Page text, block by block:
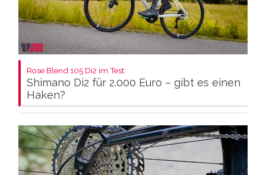
Rose Blend 105 Di2 im Test:
Shimano Di2 für 2.000 Euro – gibt es einen
Haken?